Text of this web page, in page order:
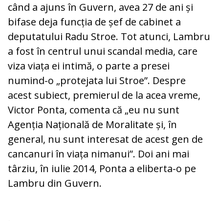
când a ajuns în Guvern, avea 27 de ani și
bifase deja funcția de șef de cabinet a
deputatului Radu Stroe. Tot atunci, Lambru
a fost în centrul unui scandal media, care
viza viața ei intimă, o parte a presei
numind-o „protejata lui Stroe”. Despre
acest subiect, premierul de la acea vreme,
Victor Ponta, comenta că „eu nu sunt
Agenția Națională de Moralitate și, în
general, nu sunt interesat de acest gen de
cancanuri în viața nimanui”. Doi ani mai
târziu, în iulie 2014, Ponta a eliberta-o pe
Lambru din Guvern.